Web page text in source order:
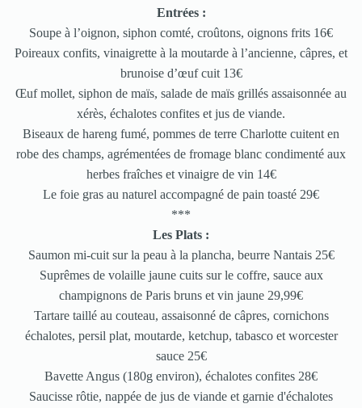
Entrées :
Soupe à l’oignon, siphon comté, croûtons, oignons frits 16€
Poireaux confits, vinaigrette à la moutarde à l’ancienne, câpres, et
brunoise d’œuf cuit 13€
Œuf mollet, siphon de maïs, salade de maïs grillés assaisonnée au
xérès, échalotes confites et jus de viande.
Biseaux de hareng fumé, pommes de terre Charlotte cuitent en
robe des champs, agrémentées de fromage blanc condimenté aux
herbes fraîches et vinaigre de vin 14€
Le foie gras au naturel accompagné de pain toasté 29€
***
Les Plats :
Saumon mi-cuit sur la peau à la plancha, beurre Nantais 25€
Suprêmes de volaille jaune cuits sur le coffre, sauce aux
champignons de Paris bruns et vin jaune 29,99€
Tartare taillé au couteau, assaisonné de câpres, cornichons
échalotes, persil plat, moutarde, ketchup, tabasco et worcester
sauce 25€
Bavette Angus (180g environ), échalotes confites 28€
Saucisse rôtie, nappée de jus de viande et garnie d'échalotes